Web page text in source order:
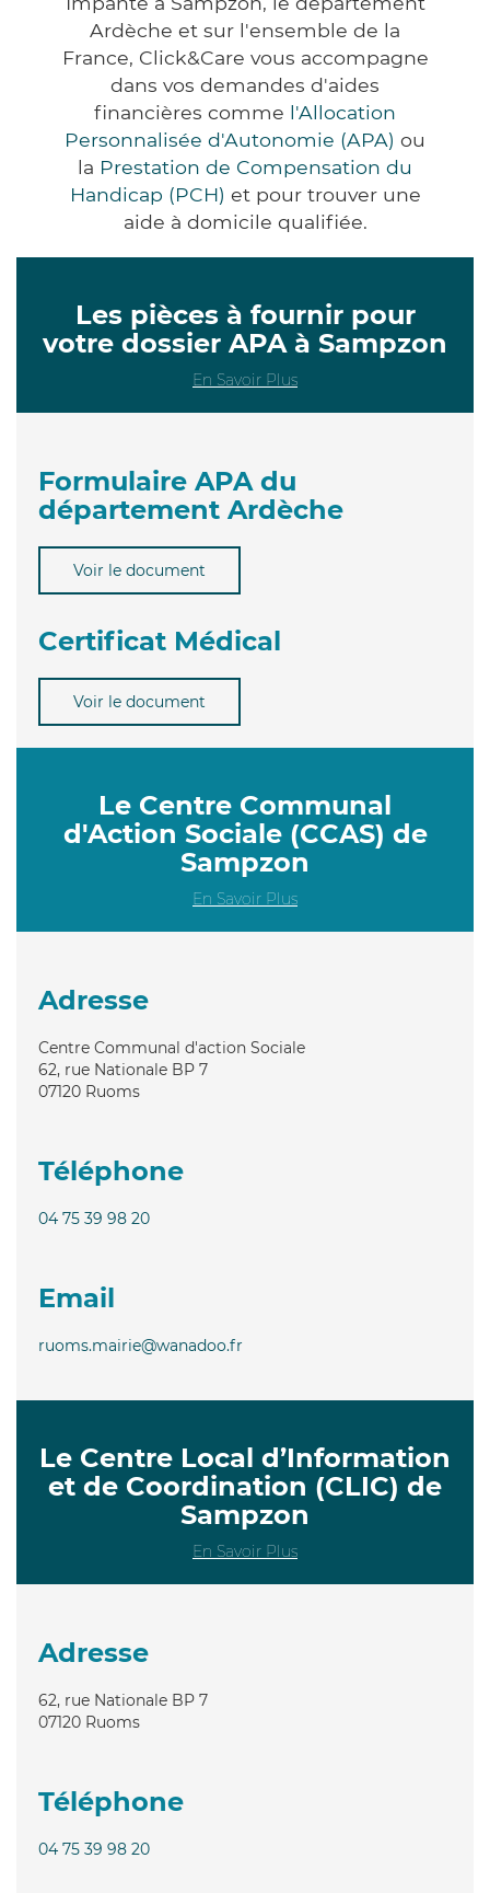
Ardèche et sur l'ensemble de la
France, Click&Care vous accompagne
dans vos demandes d'aides
financières comme l'Allocation
Personnalisée d'Autonomie (APA) ou
la Prestation de Compensation du
Handicap (PCH) et pour trouver une
aide à domicile qualifiée.
Les pièces à fournir pour
votre dossier APA à Sampzon
En Savoir Plus
Formulaire APA du
département Ardèche
Voir le document
Certificat Médical
Voir le document
Le Centre Communal
d'Action Sociale (CCAS) de
Sampzon
En Savoir Plus
Adresse
Centre Communal d'action Sociale
62, rue Nationale BP 7
07120 Ruoms
Téléphone
04 75 39 98 20
Email
ruoms.mairie@wanadoo.fr
Le Centre Local d’Information
et de Coordination (CLIC) de
Sampzon
En Savoir Plus
Adresse
62, rue Nationale BP 7
07120 Ruoms
Téléphone
04 75 39 98 20